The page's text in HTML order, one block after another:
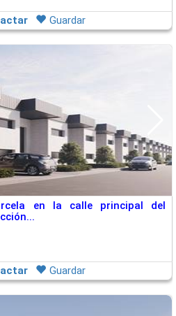
Guardar
en la calle principal del
Guardar